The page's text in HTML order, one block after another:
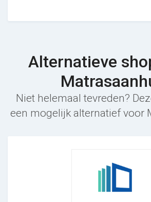
Alternatieve
Niet helemaal tevreden?
een mogelijk alternatief voor